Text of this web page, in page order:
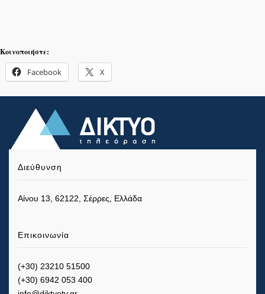
Κοινοποιήστε:
Facebook X
Διεύθυνση
Αίνου 13, 62122, Σέρρες, Ελλάδα
Επικοινωνία
(+30) 23210 51500
(+30) 6942 053 400